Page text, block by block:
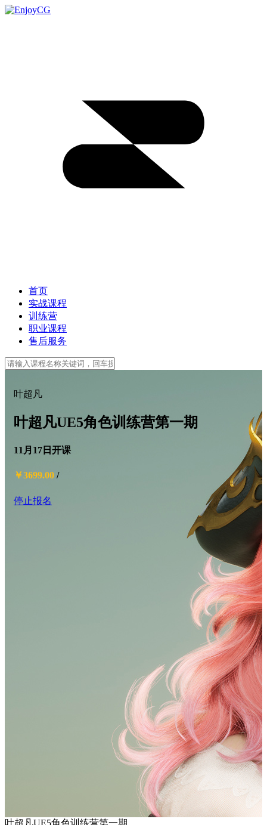
首页
实战课程
训练营
职业课程
售后服务
叶超凡
叶超凡UE5角色训练营第一期
11月17日开课
￥3699.00 /
停止报名
叶超凡UE5角色训练营第一期